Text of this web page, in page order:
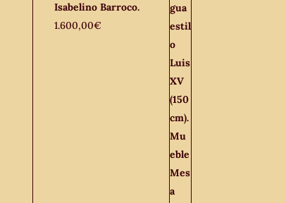
Isabelino Barroco.
1.600,00€